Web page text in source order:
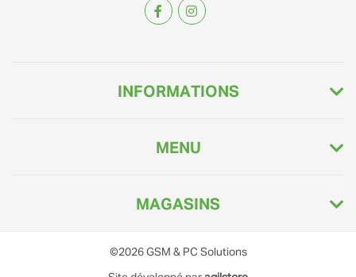
INFORMATIONS
MENU
MAGASINS
©2026 GSM & PC Solutions